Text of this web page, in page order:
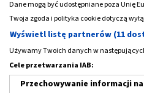
Kim jest
Hematolog
stopnia, który
hematologia?
Dane mogą być udostępniane poza Unię
Twoja zgoda i polityka cookie dotyczą
Wyświetl listę partnerów (11
Używamy Twoich danych w
Cele przetwarzania IAB:
Przechowywanie informacji